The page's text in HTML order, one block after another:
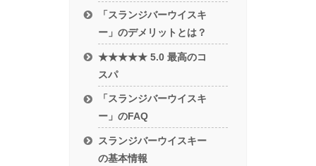
「スランジバーウイスキ
ー」のデメリットとは？
★★★★★ 5.0 最高のコ
スパ
「スランジバーウイスキ
ー」のFAQ
スランジバーウイスキー
の基本情報